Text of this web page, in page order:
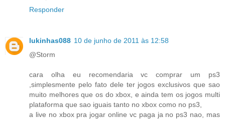
Responder
lukinhas088 10 de junho de 2011 às 12:58
@Storm
cara olha eu recomendaria vc comprar um ps3
,simplesmente pelo fato dele ter jogos exclusivos que sao
muito melhores que os do xbox, e ainda tem os jogos multi
plataforma que sao iguais tanto no xbox como no ps3,
a live no xbox pra jogar online vc paga ja no ps3 nao, mas